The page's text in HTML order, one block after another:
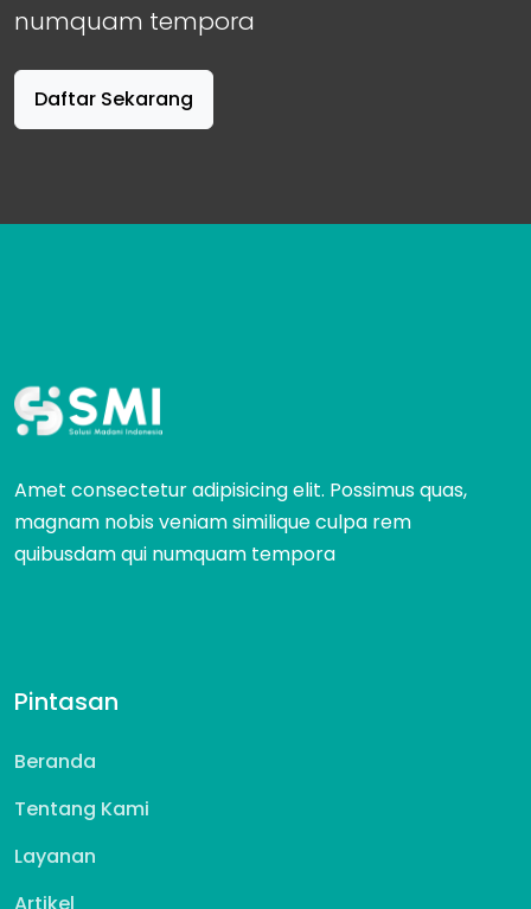
numquam tempora
Daftar Sekarang
Amet consectetur adipisicing elit. Possimus quas,
magnam nobis veniam similique culpa rem
quibusdam qui numquam tempora
Pintasan
Beranda
Tentang Kami
Layanan